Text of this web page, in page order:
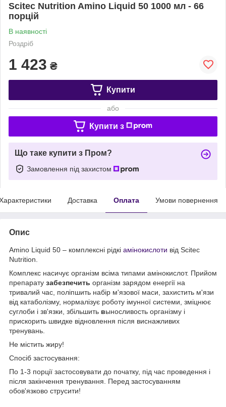
Scitec Nutrition Amino Liquid 50 1000 мл - 66
порцій
В наявності
Роздріб
1 423 ₴
Купити
або
Купити з
Що таке купити з Пром?
Замовлення під захистом
Доставка Оплата Умови повернення
Опис
Amino Liquid 50 – комплексні рідкі амінокислоти від Scitec
Nutrition.
Комплекс насичує організм всіма типами амінокислот. Прийом
препарату забезпечить організм зарядом енергії на
тривалий час, поліпшить набір м'язової маси, захистить м'язи
від катаболізму, нормалізує роботу імунної системи, зміцнює
суглоби і зв'язки, збільшить выносливость організму і
прискорить швидке відновлення після виснажливих
тренувань.
Не містить жиру!
Спосіб застосування:
По 1-3 порції застосовувати до початку, під час проведення і
після закінчення тренування. Перед застосуванням
обов'язково струсити!